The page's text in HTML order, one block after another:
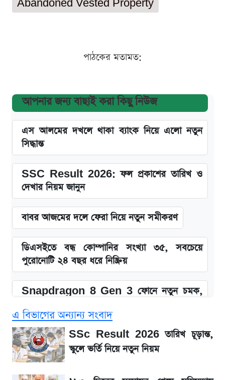
Abandoned Vested Property
পাঠকের মতামত:
আপনার জন্য বাছাই করা কিছু নিউজ
এস আলমের দখলে থাকা ব্যাংক নিয়ে এলো নতুন
সিদ্ধান্ত
SSC Result 2026: ফল প্রকাশের তারিখ ও
দেখার নিয়ম জানুন
বাবর আজমের দলে ফেরা নিয়ে নতুন সমীকরণ
ডিএসইতে বন্ধ কোম্পানির সংখ্যা ৩৫, সবচেয়ে
পুরোনোটি ২৪ বছর ধরে নিষ্ক্রিয়
Snapdragon 8 Gen 3 ফোনে নতুন চমক,
SSC Result 2026: যে ৩ উপায়ে জানা যাবে
ফল
এ বিভাগের অন্যান্য সংবাদ
SSc Result 2026 তারিখ চূড়ান্ত,
স্কুলে ভর্তি নিয়ে নতুন নিয়ম